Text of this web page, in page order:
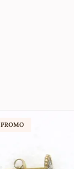
PROMO